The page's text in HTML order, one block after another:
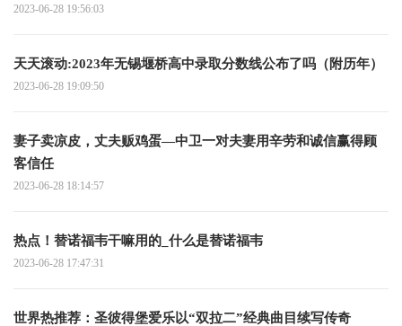
2023-06-28 19:56:03
天天滚动:2023年无锡堰桥高中录取分数线公布了吗（附历年）
2023-06-28 19:09:50
妻子卖凉皮，丈夫贩鸡蛋—中卫一对夫妻用辛劳和诚信赢得顾
客信任
2023-06-28 18:14:57
热点！替诺福韦干嘛用的_什么是替诺福韦
2023-06-28 17:47:31
世界热推荐：圣彼得堡爱乐以“双拉二”经典曲目续写传奇